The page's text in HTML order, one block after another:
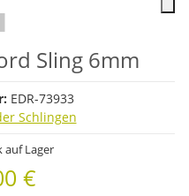
Sling 6mm
EDR-73933
Schlingen
auf Lager
€